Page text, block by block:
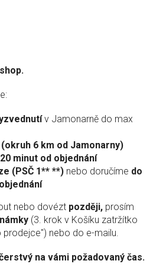
v Jamonarně do max
6 km od Jamonarny)
minut od objednání
(PSČ 1** **) nebo doručíme do
nebo dovézt později, prosím
(3. krok v Košíku zatržítko
nebo do e-mailu.
na vámi požadovaný čas.